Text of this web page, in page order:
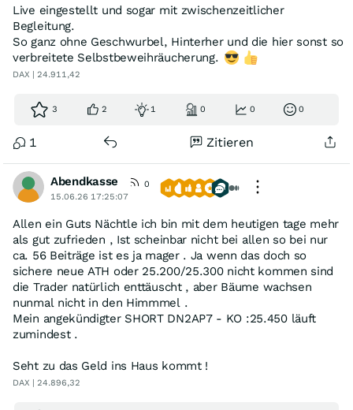
und raus
Live eingestellt und sogar mit zwischenzeitlicher
Begleitung.
So ganz ohne Geschwurbel, Hinterher und die hier sonst so
verbreitete Selbstbeweihräucherung.
DAX | 24.911,42
3 2 1 0 0 0
1 Zitieren
Abendkasse
0
15.06.26 17:25:07
Allen ein Guts Nächtle ich bin mit dem heutigen tage mehr
als gut zufrieden , Ist scheinbar nicht bei allen so bei nur
ca. 56 Beiträge ist es ja mager . Ja wenn das doch so
sichere neue ATH oder 25.200/25.300 nicht kommen sind
die Trader natürlich enttäuscht , aber Bäume wachsen
nunmal nicht in den Himmmel .
Mein angekündigter SHORT DN2AP7 - KO :25.450 läuft
zumindest .
Seht zu das Geld ins Haus kommt !
DAX | 24.896,32